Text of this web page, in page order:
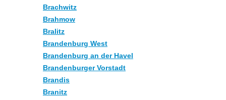
Brachwitz
Brahmow
Bralitz
Brandenburg West
Brandenburg an der Havel
Brandenburger Vorstadt
Brandis
Branitz